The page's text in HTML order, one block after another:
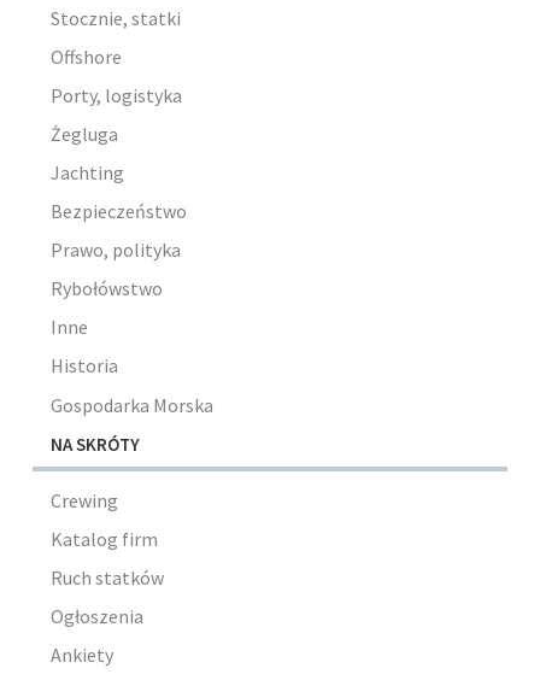
Stocznie, statki
Offshore
Porty, logistyka
Żegluga
Jachting
Bezpieczeństwo
Prawo, polityka
Rybołówstwo
Inne
Historia
Gospodarka Morska
NA SKRÓTY
Crewing
Katalog firm
Ruch statków
Ogłoszenia
Ankiety